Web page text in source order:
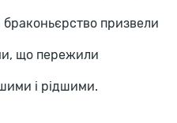
браконьєрство призвели
що пережили
і рідшими.